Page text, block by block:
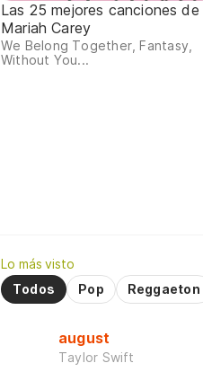
Las 25 mejores canciones de
Mariah Carey
We Belong Together, Fantasy,
Without You...
Lo más visto
Todos
Pop Reggaeton
august
Taylor Swift